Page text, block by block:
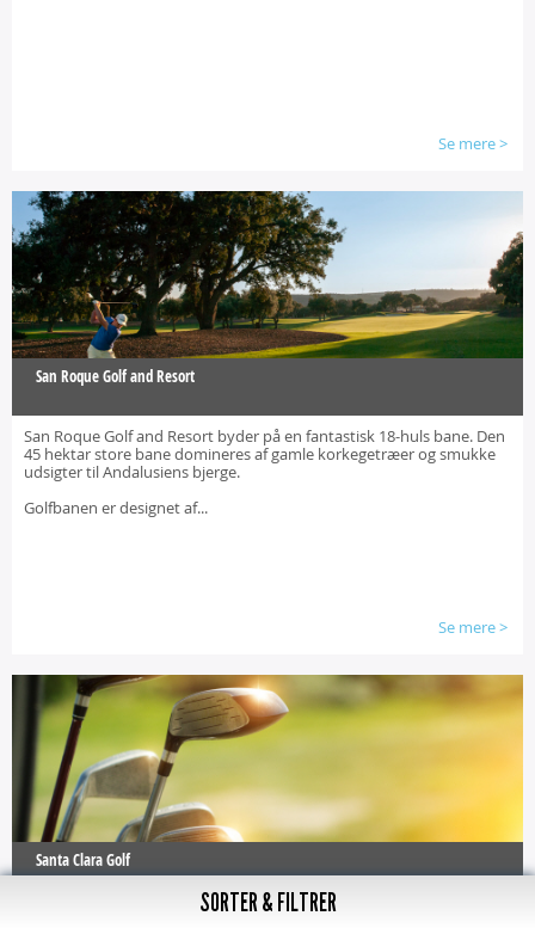
Se mere>
San Roque Golf and Resort
San Roque Golf and Resort byder på en fantastisk 18-huls bane. Den
45 hektar store bane domineres af gamle korkegetræer og smukke
udsigter til Andalusiens bjerge.
Golfbanen er designet af...
Se mere>
Santa Clara Golf
SORTER & FILTRER